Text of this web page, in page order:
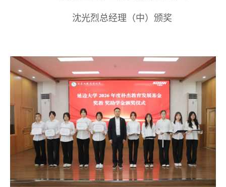
沈光烈总经理（中）颁奖